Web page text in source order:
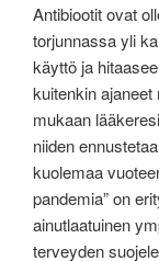
Antibiootit ovat
torjunnassa yli
käyttö ja
kuitenkin
mukaan
niiden
kuolemaa
pandemia” on
ainutlaatuinen
terveyden